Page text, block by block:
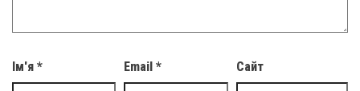
Ім'я * Email* Сайт